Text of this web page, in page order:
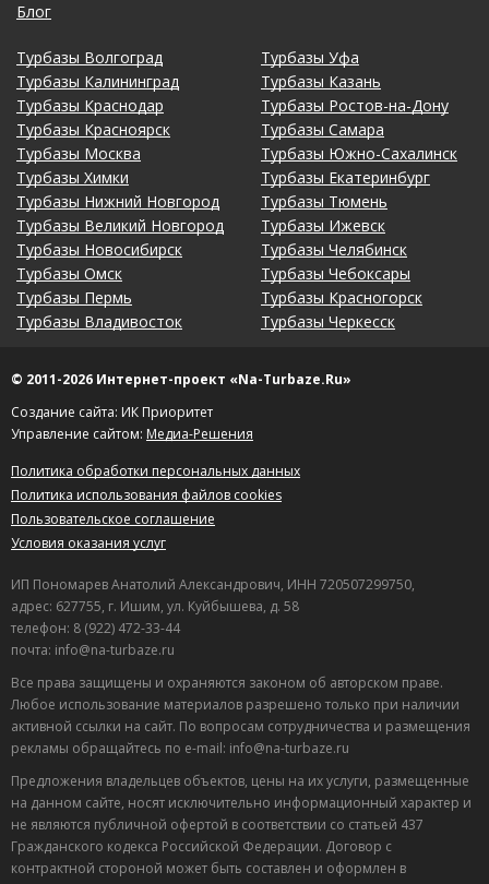
Блог
Турбазы Волгоград
Турбазы Калининград
Турбазы Краснодар
Турбазы Красноярск
Турбазы Москва
Турбазы Химки
Турбазы Нижний Новгород
Турбазы Великий Новгород
Турбазы Новосибирск
Турбазы Омск
Турбазы Пермь
Турбазы Владивосток
Турбазы Уфа
Турбазы Казань
Турбазы Ростов-на-Дону
Турбазы Самара
Турбазы Южно-Сахалинск
Турбазы Екатеринбург
Турбазы Тюмень
Турбазы Ижевск
Турбазы Челябинск
Турбазы Чебоксары
Турбазы Красногорск
Турбазы Черкесск
© 2011-2026 Интернет-проект «Na-Turbaze.Ru»
Создание сайта: ИК Приоритет
Управление сайтом: Медиа-Решения
Политика обработки персональных данных
Политика использования файлов cookies
Пользовательское соглашение
Условия оказания услуг
ИП Пономарев Анатолий Александрович, ИНН 720507299750,
адрес: 627755, г. Ишим, ул. Куйбышева, д. 58
телефон: 8 (922) 472-33-44
почта: info@na-turbaze.ru
Все права защищены и охраняются законом об авторском праве.
Любое использование материалов разрешено только при наличии
активной ссылки на сайт. По вопросам сотрудничества и размещения
рекламы обращайтесь по e-mail: info@na-turbaze.ru
Предложения владельцев объектов, цены на их услуги, размещенные
на данном сайте, носят исключительно информационный характер и
не являются публичной офертой в соответствии со статьей 437
Гражданского кодекса Российской Федерации. Договор с
контрактной стороной может быть составлен и оформлен в